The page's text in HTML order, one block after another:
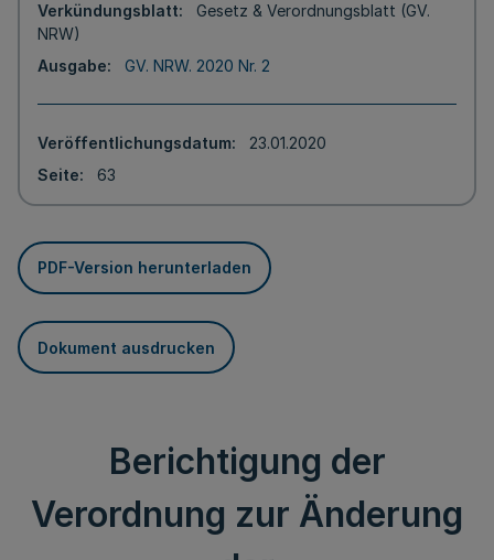
Verkündungsblatt
Gesetz & Verordnungsblatt (GV.
NRW)
Ausgabe
GV. NRW. 2020 Nr. 2
Veröffentlichungsdatum
23.01.2020
Seite
63
PDF-Version herunterladen
Dokument ausdrucken
Berichtigung der
Verordnung zur Änderung